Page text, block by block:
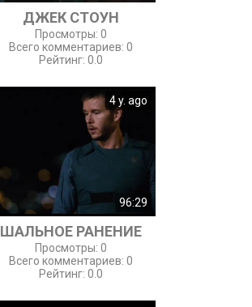
ДЖЕК СТОУН
Просмотры: 0
Всего комментариев: 0
Рейтинг: 0.0
4 y. ago
96:29
ШАЛЬНОЕ РАНЕНИЕ
Просмотры: 0
Всего комментариев: 0
Рейтинг: 0.0